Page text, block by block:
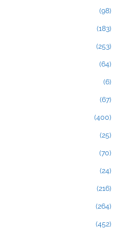
(98)
(183)
(253)
(64)
(6)
(67)
(400)
(25)
(70)
(24)
(216)
(264)
(452)